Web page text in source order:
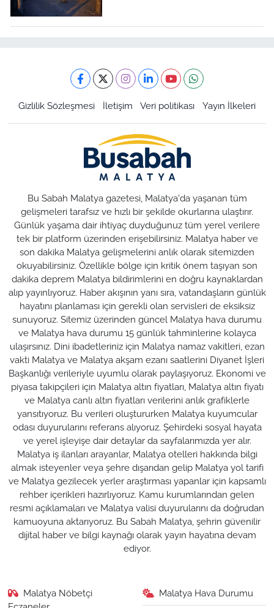
Gizlilik Sözleşmesi İletişim Veri politikası Yayın İlkeleri
Bu Sabah Malatya gazetesi, Malatya'da yaşanan tüm
gelişmeleri tarafsız ve hızlı bir şekilde okurlarına ulaştırır.
Günlük yaşama dair ihtiyaç duyduğunuz tüm yerel verilere
tek bir platform üzerinden erişebilirsiniz. Malatya haber ve
son dakika Malatya gelişmelerini anlık olarak sitemizden
okuyabilirsiniz. Özellikle bölge için kritik önem taşıyan son
dakika deprem Malatya bildirimlerini en doğru kaynaklardan
alıp yayınlıyoruz. Haber akışının yanı sıra, vatandaşların günlük
hayatını planlaması için gerekli olan servisleri de eksiksiz
sunuyoruz. Sitemiz üzerinden güncel Malatya hava durumu
ve Malatya hava durumu 15 günlük tahminlerine kolayca
ulaşırsınız. Dini ibadetleriniz için Malatya namaz vakitleri, ezan
vakti Malatya ve Malatya akşam ezanı saatlerini Diyanet İşleri
Başkanlığı verileriyle uyumlu olarak paylaşıyoruz. Ekonomi ve
piyasa takipçileri için Malatya altın fiyatları, Malatya altın fiyatı
ve Malatya canlı altın fiyatları verilerini anlık grafiklerle
yansıtıyoruz. Bu verileri oluştururken Malatya kuyumcular
odası duyurularını referans alıyoruz. Şehirdeki sosyal hayata
ve yerel işleyişe dair detaylar da sayfalarımızda yer alır.
Malatya iş ilanları arayanlar, Malatya otelleri hakkında bilgi
almak isteyenler veya şehre dışarıdan gelip Malatya yol tarifi
ve Malatya gezilecek yerler araştırması yapanlar için kapsamlı
rehber içerikleri hazırlıyoruz. Kamu kurumlarından gelen
resmi açıklamaları ve Malatya valisi duyurularını da doğrudan
kamuoyuna aktarıyoruz. Bu Sabah Malatya, şehrin güvenilir
dijital haber ve bilgi kaynağı olarak yayın hayatına devam
ediyor.
Malatya Nöbetçi
Malatya Hava Durumu